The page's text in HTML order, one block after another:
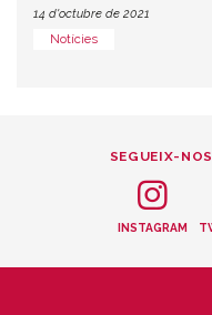
14 d'octubre de 2021
Notícies
SEGUEIX-
INSTAGRAM